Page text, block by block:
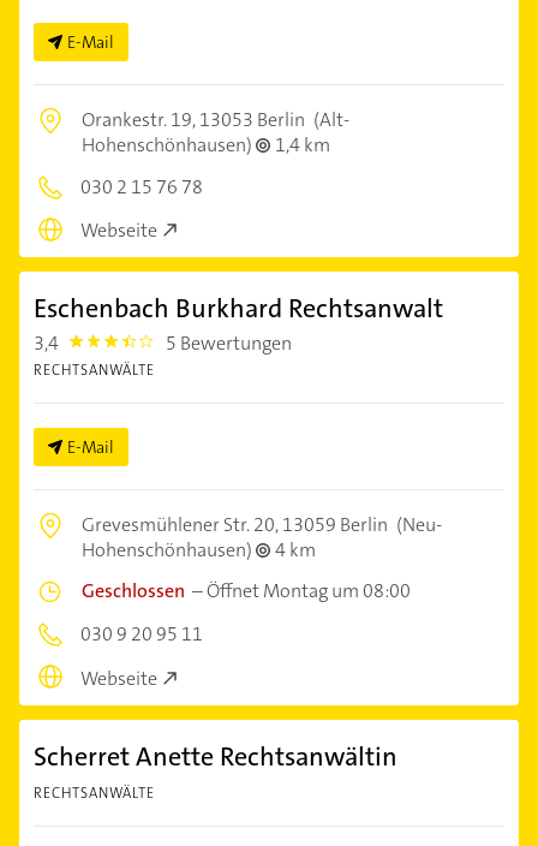
E-Mail
Orankestr. 19,13053 Berlin (Alt-
Hohenschönhausen)
1,4 km
030 2 15 76 78
Webseite
Eschenbach Burkhard Rechtsanwalt
3,4 3.4 5 Bewertungen
RECHTSANWÄLTE
E-Mail
Grevesmühlener Str. 20,13059 Berlin (Neu-
Hohenschönhausen)
4 km
Geschlossen –Öffnet Montag um 08:00
030 9 20 95 11
Webseite
Scherret Anette Rechtsanwältin
RECHTSANWÄLTE